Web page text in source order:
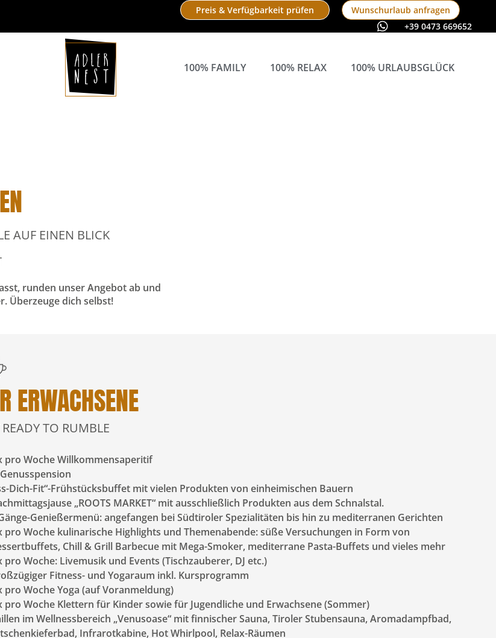
Preis & Verfügbarkeit prüfen
Wunschurlaub anfragen
+39 0473 669652
100% FAMILY 100% RELAX 100% URLAUBSGLÜCK
AUF EINEN BLICK
runden unser Angebot ab und
Überzeuge dich selbst!
ERWACHSENE
READY TO RUMBLE
pro Woche Willkommensaperitif
Dich-Fit“-Frühstücksbuffet mit vielen Produkten von einheimischen Bauern
„ROOTS MARKET“ mit ausschließlich Produkten aus dem Schnalstal.
Genießermenü: angefangen bei Südtiroler Spezialitäten bis hin zu mediterranen Gerichten
pro Woche kulinarische Highlights und Themenabende: süße Versuchungen in Form von
Chill & Grill Barbecue mit Mega-Smoker, mediterrane Pasta-Buffets und vieles mehr
pro Woche: Livemusik und Events (Tischzauberer, DJ etc.)
Fitness- und Yogaraum inkl. Kursprogramm
pro Woche Yoga (auf Voranmeldung)
pro Woche Klettern für Kinder sowie für Jugendliche und Erwachsene (Sommer)
im Wellnessbereich „Venusoase“ mit finnischer Sauna, Tiroler Stubensauna, Aromadampfbad,
Infrarotkabine, Hot Whirlpool, Relax-Räumen